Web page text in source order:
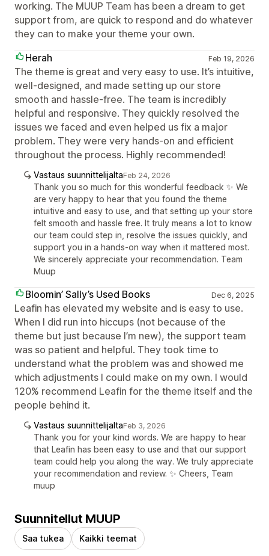
working. The MUUP Team has been a dream to get
support from, are quick to respond and do whatever
they can to make your theme your own.
Herah
Feb 19, 2026
The theme is great and very easy to use. It’s intuitive,
well-designed, and made setting up our store
smooth and hassle-free. The team is incredibly
helpful and responsive. They quickly resolved the
issues we faced and even helped us fix a major
problem. They were very hands-on and efficient
throughout the process. Highly recommended!
Vastaus suunnittelijaltaFeb 24, 2026
Thank you so much for this wonderful feedback ✨ We
are very happy to hear that you found the theme
intuitive and easy to use, and that setting up your store
felt smooth and hassle free. It truly means a lot to know
our team could step in, resolve the issues quickly, and
support you in a hands-on way when it mattered most.
We sincerely appreciate your recommendation. Team
Muup
Bloomin’ Sally’s Used Books Dec 6, 2025
Leafin has elevated my website and is easy to use.
When I did run into hiccups (not because of the
theme but just because I’m new), the support team
was so patient and helpful. They took time to
understand what the problem was and showed me
which adjustments I could make on my own. I would
120% recommend Leafin for the theme itself and the
people behind it.
Vastaus suunnittelijaltaFeb 3, 2026
Thank you for your kind words. We are happy to hear
that Leafin has been easy to use and that our support
team could help you along the way. We truly appreciate
your recommendation and review. ✨ Cheers, Team
muup
Suunnitellut MUUP
Saa tukea Kaikki teemat